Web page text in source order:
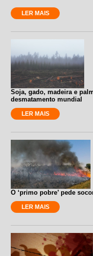
LER MAIS
Soja, gado, madeira e
desmatamento mundial
LER MAIS
O ‘primo pobre’ pede
LER MAIS